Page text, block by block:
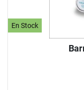
En Stock